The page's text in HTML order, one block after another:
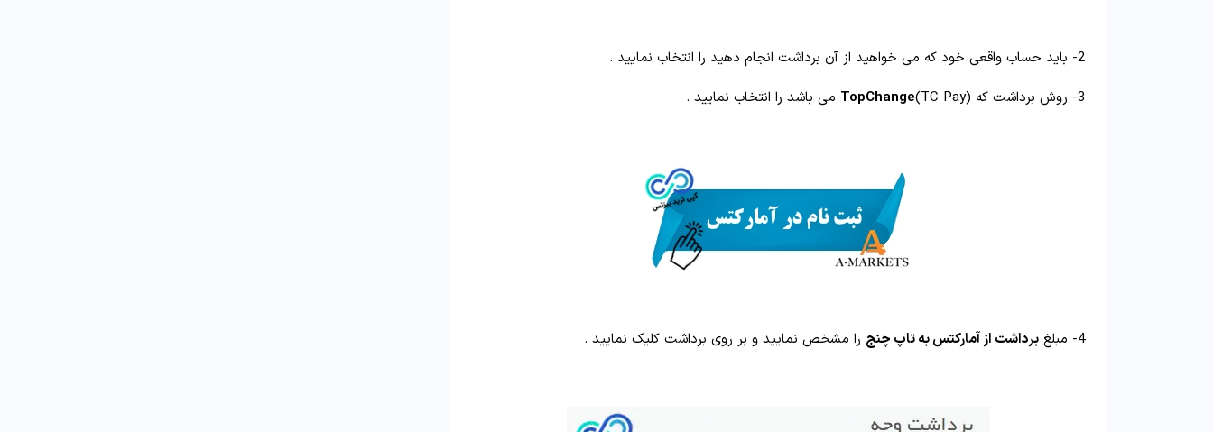
2- باید حساب واقعی خود که می خواهید از آن برداشت انجام دهید را انتخاب نمایید .
3- روش برداشت که
TopChange(TC Pay) می باشد را انتخاب نمایید .
4- مبلغ برداشت از آمارکتس به تاپ چنج را مشخص نمایید و بر روی برداشت کلیک نمایید .